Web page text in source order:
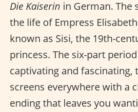
Die Kaiserin in German. The
the life of Empress
known as Sisi, the 19th-
princess. The six-part
captivating and fascinating,
screens everywhere with a
ending that leaves you